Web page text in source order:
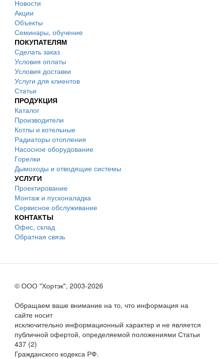
Новости
Акции
Объекты
Семинары, обучение
ПОКУПАТЕЛЯМ
Сделать заказ
Условия оплаты
Условия доставки
Услуги для клиентов
Статьи
ПРОДУКЦИЯ
Каталог
Производители
Котлы и котельные
Радиаторы отопления
Насосное оборудование
Горелки
Дымоходы и отводящие системы
УСЛУГИ
Проектирование
Монтаж и пусконаладка
Сервисное обслуживание
КОНТАКТЫ
Офис, склад
Обратная связь
© ООО "Хортэк", 2003-2026
Обращаем ваше внимание на то, что информация на
сайте носит
исключительно информационный характер и не является
публичной офертой, определяемой положениями Статьи
437 (2)
Гражданского кодекса РФ.